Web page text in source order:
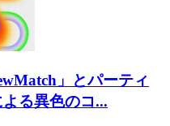
」とパーティ
る異色のコ...